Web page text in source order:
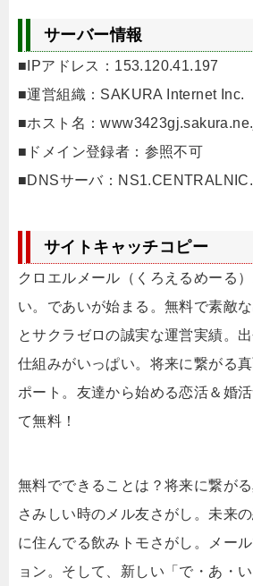
サーバー情報
■IPアドレス：153.120.41.197
■運営組織：SAKURA Internet Inc.
■ホスト名：
■ドメイン登録者：参照不可
■DNSサーバ：
サイトキャッチコピー
クロエルメール（くろえるめーる
い。であいが始まる。無料で素敵
とサクラゼロの誠実な運営実績。
仕組みがいっぱい。将来に繋がる
ポート。友達から始める恋活＆婚
て無料！
無料でできることは？将来に繋がる
さみしい時のメル友さがし。未来
に住んでる飲みトモさがし。メー
ョン。そして、新しい「で・あ・い